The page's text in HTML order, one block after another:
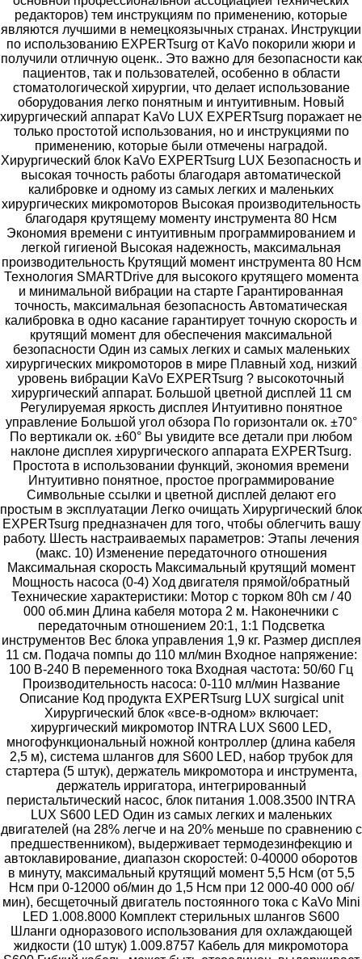
редакторов) тем инструкциям по применению, которые
являются лучшими в немецкоязычных странах. Инструкции
по использованию EXPERTsurg от KaVo покорили жюри и
получили отличную оценк.. Это важно для безопасности как
пациентов, так и пользователей, особенно в области
стоматологической хирургии, что делает использование
оборудования легко понятным и интуитивным. Новый
хирургический аппарат KaVo LUX EXPERTsurg поражает не
только простотой использования, но и инструкциями по
применению, которые были отмечены наградой.
Хирургический блок KaVo EXPERTsurg LUX Безопасность и
высокая точность работы благодаря автоматической
калибровке и одному из самых легких и маленьких
хирургических микромоторов Высокая производительность
благодаря крутящему моменту инструмента 80 Нсм
Экономия времени с интуитивным программированием и
легкой гигиеной Высокая надежность, максимальная
производительность Крутящий момент инструмента 80 Нсм
Технология SMARTDrive для высокого крутящего момента
и минимальной вибрации на старте Гарантированная
точность, максимальная безопасность Автоматическая
калибровка в одно касание гарантирует точную скорость и
крутящий момент для обеспечения максимальной
безопасности Один из самых легких и самых маленьких
хирургических микромоторов в мире Плавный ход, низкий
уровень вибрации KaVo EXPERTsurg ? высокоточный
хирургический аппарат. Большой цветной дисплей 11 см
Регулируемая яркость дисплея Интуитивно понятное
управление Большой угол обзора По горизонтали ок. ±70°
По вертикали ок. ±60° Вы увидите все детали при любом
наклоне дисплея хирургического аппарата EXPERTsurg.
Простота в использовании функций, экономия времени
Интуитивно понятное, простое программирование
Символьные ссылки и цветной дисплей делают его
простым в эксплуатации Легко очищать Хирургический блок
EXPERTsurg предназначен для того, чтобы облегчить вашу
работу. Шесть настраиваемых параметров: Этапы лечения
(макс. 10) Изменение передаточного отношения
Максимальная скорость Максимальный крутящий момент
Мощность насоса (0-4) Ход двигателя прямой/обратный
Технические характеристики: Мотор с торком 80h см / 40
000 об.мин Длина кабеля мотора 2 м. Наконечники с
передаточным отношением 20:1, 1:1 Подсветка
инструментов Вес блока управления 1,9 кг. Размер дисплея
11 см. Подача помпы до 110 мл/мин Входное напряжение:
100 В-240 В переменного тока Входная частота: 50/60 Гц
Производительность насоса: 0-110 мл/мин Название
Описание Код продукта EXPERTsurg LUX surgical unit
Хирургический блок «все-в-одном» включает:
хирургический микромотор INTRA LUX S600 LED,
многофункциональный ножной контроллер (длина кабеля
2,5 м), система шлангов для S600 LED, набор трубок для
стартера (5 штук), держатель микромотора и инструмента,
держатель ирригатора, интегрированный
перистальтический насос, блок питания 1.008.3500 INTRA
LUX S600 LED Один из самых легких и маленьких
двигателей (на 28% легче и на 20% меньше по сравнению с
предшественником), выдерживает термодезинфекцию и
автоклавирование, диапазон скоростей: 0-40000 оборотов
в минуту, максимальный крутящий момент 5,5 Нсм (от 5,5
Нсм при 0-12000 об/мин до 1,5 Нсм при 12 000-40 000 об/
мин), бесщеточный двигатель постоянного тока с KaVo Mini
LED 1.008.8000 Комплект стерильных шлангов S600
Шланги одноразового использования для охлаждающей
жидкости (10 штук) 1.009.8757 Кабель для микромотора